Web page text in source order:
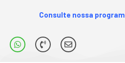
Consulte nossa